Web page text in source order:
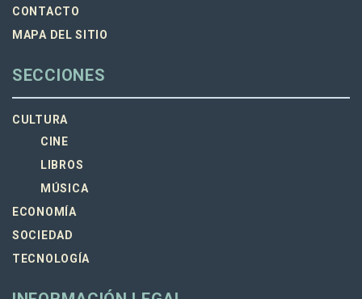
CONTACTO
MAPA DEL SITIO
SECCIONES
CULTURA
CINE
LIBROS
MÚSICA
ECONOMÍA
SOCIEDAD
TECNOLOGÍA